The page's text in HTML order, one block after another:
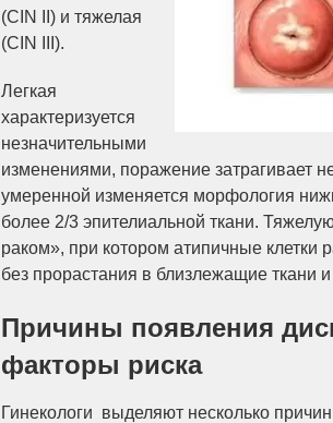
(CIN II) и тяжелая
(CIN III).
Легкая
характеризуется
незначительными
изменениями, поражение затрагивает
умеренной изменяется морфология
более 2/3 эпителиальной ткани.
раком», при котором атипичные клетки
без прорастания в близлежащие ткани
Причины появления
факторы риска
Гинекологи выделяют несколько